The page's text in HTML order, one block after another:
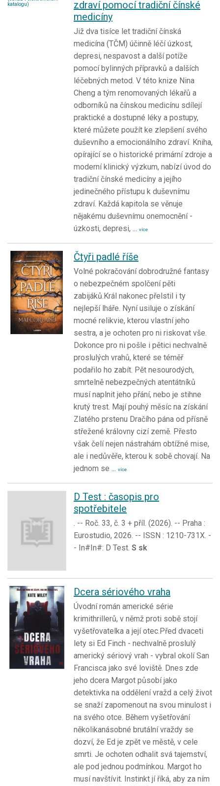
zdraví pomocí tradiční čínské
medicíny
Již dva tisíce let tradiční čínská
medicína (TČM) účinně léčí úzkost,
depresi, nespavost a další potíže
pomocí bylinných přípravků a dalších
léčebných metod. V této knize Nina
Cheng a tým renomovaných lékařů a
odborníků na čínskou medicínu sdílejí
praktické a dostupné léky a postupy,
které můžete použít ke zlepšení svého
duševního a emocionálního zdraví. Kniha,
opírající se o historické primární zdroje a
moderní klinický výzkum, nabízí úvod do
tradiční čínské medicíny a jejího
jedinečného přístupu k duševnímu
zdraví. Každá kapitola se věnuje
nějakému duševnímu onemocnění -
úzkosti, depresi, ... více
Čtyři padlé říše
Volné pokračování dobrodružné fantasy
o nebezpečném spolčení pěti
zabijáků.Král nakonec přelstil i ty
nejlepší lháře. Nyní usiluje o získání
mocné relikvie, kterou vlastní jeho
sestra, a je ochoten pro ni riskovat vše.
Dokonce pro ni pošle i pětici nechvalně
proslulých vrahů, které se téměř
podařilo ho zabít. Pět nesourodých,
smrtelně nebezpečných atentátníků
musí naplnit jeho přání, nebo je stihne
krutý trest. Mají pouhý měsíc na získání
Zlatého prstenu Dračího pána od přísně
střežené královny cizí země. Přesto
však čelí nejen nástrahám obtížné mise,
ale i nedůvěře, kterou k sobě chovají. Na
jednom se ... více
D Test : časopis pro
spotřebitele
. -- Roč. 33, č. 3 + příl. (2026). -- Praha :
Eurostudio, 2026. -- ISSN : 1210-731X. -
- In#In#: D Test. S sk
Dcera sériového vraha
Úvodní román americké série
krimithrillerů, v němž proti sobě stojí
vyšetřovatelka a její otec.Před dvaceti
lety si Ed Finch - nechvalně proslulý
americký sériový vrah - vybral okolí San
Francisca jako své loviště. Dnes zde
jeho dcera Margot působí jako
detektivka na oddělení vražd a celý život
se snaží zapomenout na svou minulost i
na svého otce. Během vyšetřování
několikanásobné brutální vraždy se
dozví, že Ed je zpět ve městě, v cele
smrti. Je ochoten odhalit svá tajemství,
ale pod jednou podmínkou. Margot ho
musí navštívit. Instinkt jí říká, aby za ním